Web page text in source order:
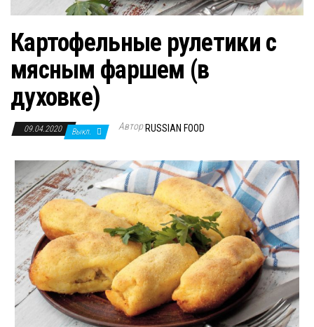
Картофельные рулетики с
мясным фаршем (в
духовке)
09.04.2020 Выкл. Автор RUSSIAN FOOD